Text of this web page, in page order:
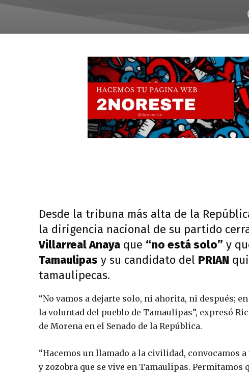
Desde la tribuna más alta de la
la dirigencia nacional de su partido
Villarreal Anaya que “no está solo” y
Tamaulipas y su candidato del PRIAN
tamaulipecas.
“No vamos a dejarte solo, ni ahorita, ni después;
la voluntad del pueblo de Tamaulipas”, expresó
de Morena en el Senado de la República.
“Hacemos un llamado a la civilidad, convocamos
y zozobra que se vive en Tamaulipas.